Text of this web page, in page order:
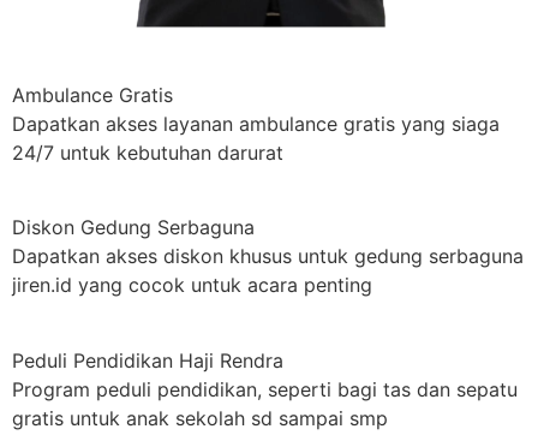
Ambulance Gratis
Dapatkan akses layanan ambulance gratis yang siaga
24/7 untuk kebutuhan darurat
Diskon Gedung Serbaguna
Dapatkan akses diskon khusus untuk gedung serbaguna
jiren.id yang cocok untuk acara penting
Peduli Pendidikan Haji Rendra
Program peduli pendidikan, seperti bagi tas dan sepatu
gratis untuk anak sekolah sd sampai smp